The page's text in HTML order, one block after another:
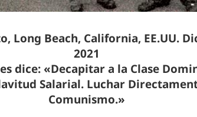
Long Beach, California, EE.UU.
2021
dice: «Decapitar a la Clase
Salarial. Luchar
Comunismo.»